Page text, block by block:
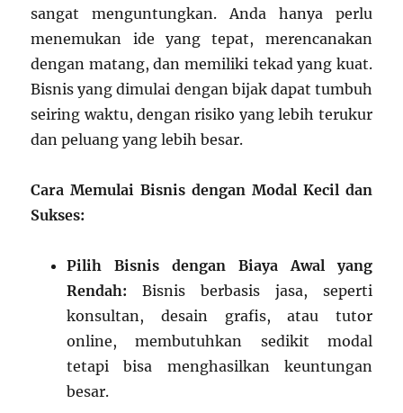
sangat menguntungkan. Anda hanya perlu
menemukan ide yang tepat, merencanakan
dengan matang, dan memiliki tekad yang kuat.
Bisnis yang dimulai dengan bijak dapat tumbuh
seiring waktu, dengan risiko yang lebih terukur
dan peluang yang lebih besar.
Cara Memulai Bisnis dengan Modal Kecil dan
Sukses:
Pilih Bisnis dengan Biaya Awal yang
Rendah: Bisnis berbasis jasa, seperti
konsultan, desain grafis, atau tutor
online, membutuhkan sedikit modal
tetapi bisa menghasilkan keuntungan
besar.